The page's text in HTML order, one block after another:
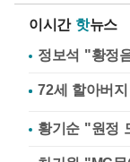
이시간 핫뉴스
정보석 "황정
황기순 "원정